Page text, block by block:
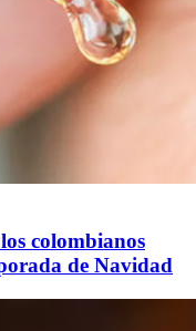
colombianos
de Navidad